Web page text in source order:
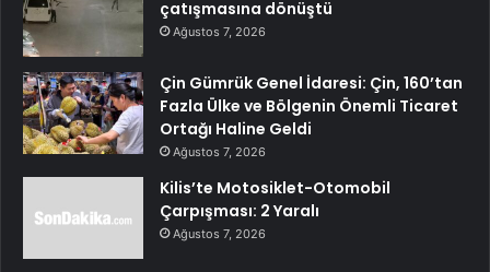
çatışmasına dönüştü
Ağustos 7, 2026
Çin Gümrük Genel İdaresi: Çin, 160’tan
Fazla Ülke ve Bölgenin Önemli Ticaret
Ortağı Haline Geldi
Ağustos 7, 2026
Kilis’te Motosiklet-Otomobil
Çarpışması: 2 Yaralı
Ağustos 7, 2026